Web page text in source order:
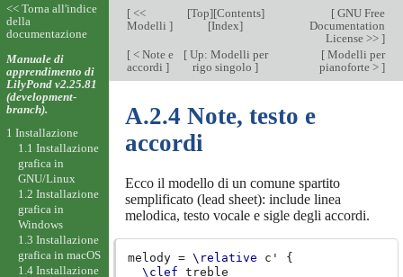
[<<
Modelli ]
[Top][Contents]
[Index]
[GNU Free
Documentation
License >> ]
[< Note e
accordi ]
[Up: Modelli per
rigo singolo]
[Modelli per
pianoforte > ]
A.2.4 Note, testo e
accordi
Ecco il modello di un comune spartito
semplificato (lead sheet): include linea
melodica, testo vocale e sigle degli accordi.
melody = \relative c'
{
\clef treble
<< Torna all'indice
della
documentazione
Manuale di
apprendimento di
LilyPond v2.25.81
(development-
branch).
1 Installazione
1.1 Installazione
grafica in
GNU/Linux
1.2 Installazione
grafica in
Windows
1.3 Installazione
grafica in macOS
1.4 Installazione